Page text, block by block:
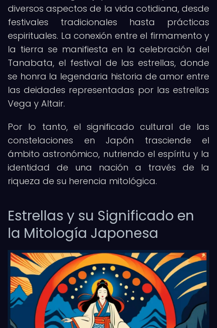
diversos aspectos de la vida cotidiana, desde
festivales tradicionales hasta prácticas
espirituales. La conexión entre el firmamento y
la tierra se manifiesta en la celebración del
Tanabata, el festival de las estrellas, donde
se honra la legendaria historia de amor entre
las deidades representadas por las estrellas
Vega y Altair.
Por lo tanto, el significado cultural de las
constelaciones en Japón trasciende el
ámbito astronómico, nutriendo el espíritu y la
identidad de una nación a través de la
riqueza de su herencia mitológica.
Estrellas y su Significado en
la Mitología Japonesa